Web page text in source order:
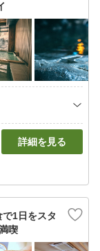
詳細を見る
で1日をスタ
喫